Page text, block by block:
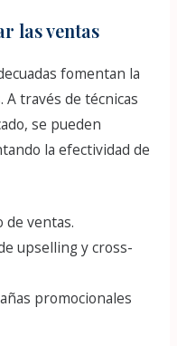
las ventas
fomentan la
través de técnicas
se pueden
la efectividad de
de ventas.
upselling y cross-
promocionales